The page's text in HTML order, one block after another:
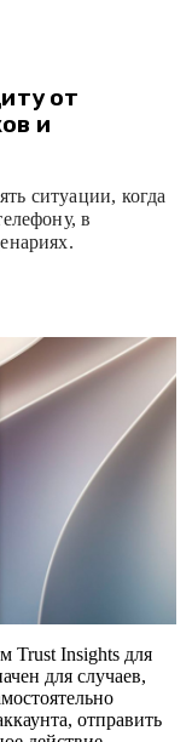
от
и
ситуации, когда
в
Trust Insights для
для случаев,
отправить